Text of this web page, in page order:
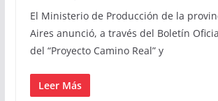
El Ministerio de Producción de la
Aires anunció, a través del Boletín
del “Proyecto Camino Real” y
Leer Más